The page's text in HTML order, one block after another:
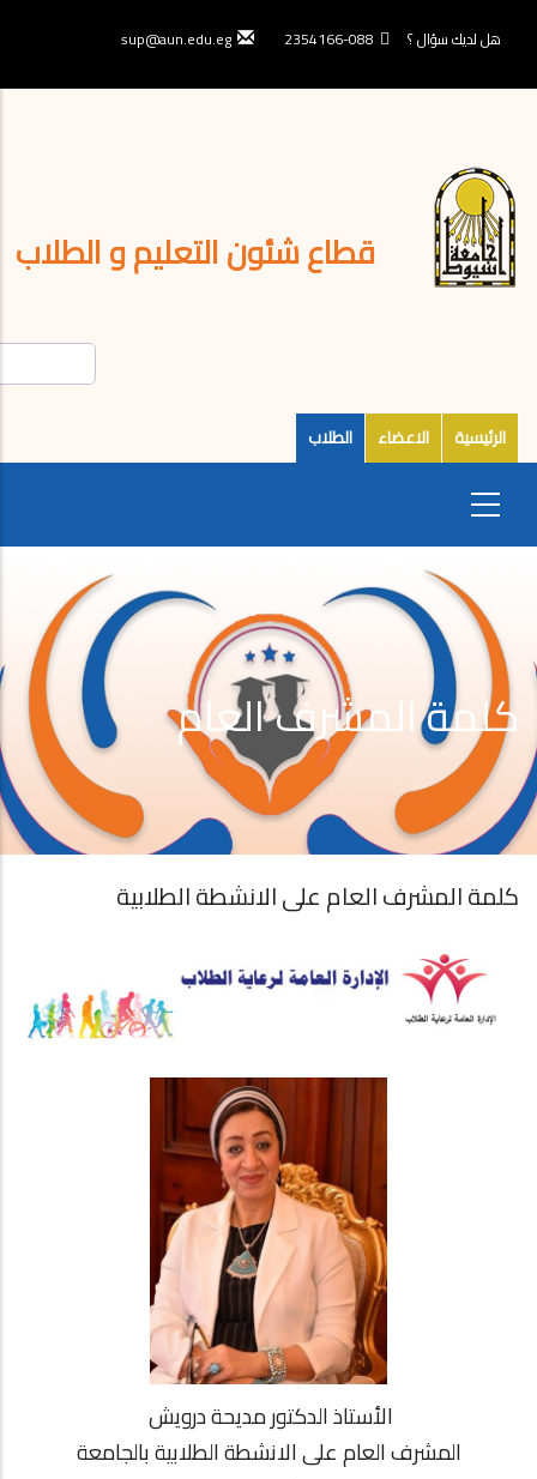
الرئيسي
هل لديك سؤال ؟ 088-2354166
sup@aun.edu.eg
قطاع شئون التعليم و الطلاب
الرئيسية الاعضاء الطلاب
كلمة المشرف العام
كلمة المشرف العام على الانشطة الطلابية
الأستاذ الدكتور مديحة درويش
المشرف العام على الانشطة الطلابية بالجامعة